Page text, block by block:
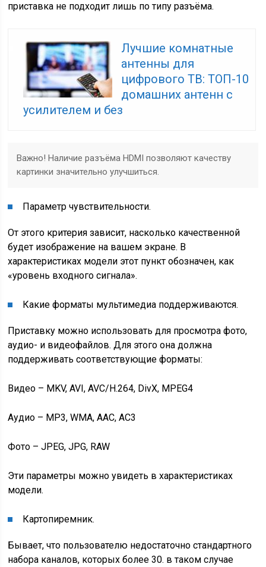
приставка не подходит лишь по типу разъёма.
Лучшие комнатные
антенны для
цифрового ТВ: ТОП-10
домашних антенн с
усилителем и без
Важно! Наличие разъёма HDMI позволяют качеству
картинки значительно улучшиться.
Параметр чувствительности.
От этого критерия зависит, насколько качественной
будет изображение на вашем экране. В
характеристиках модели этот пункт обозначен, как
«уровень входного сигнала».
Какие форматы мультимедиа поддерживаются.
Приставку можно использовать для просмотра фото,
аудио- и видеофайлов. Для этого она должна
поддерживать соответствующие форматы:
Видео – MKV, AVI, AVC/H.264, DivX, MPEG4
Аудио – MP3, WMA, AAC, АС3
Фото – JPEG, JPG, RAW
Эти параметры можно увидеть в характеристиках
модели.
Картопиремник.
Бывает, что пользователю недостаточно стандартного
набора каналов, которых более 30. в таком случае